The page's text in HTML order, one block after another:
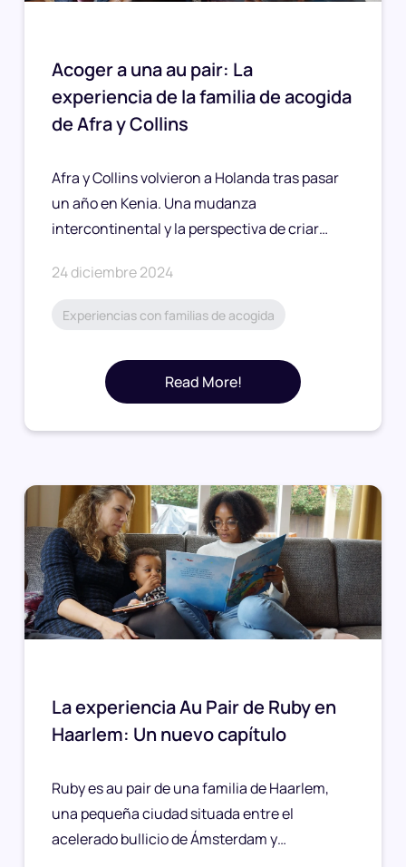
Acoger a una au pair: La
experiencia de la familia de acogida
de Afra y Collins
Afra y Collins volvieron a Holanda tras pasar
un año en Kenia. Una mudanza
intercontinental y la perspectiva de criar…
24 diciembre 2024
Experiencias con familias de acogida
Read More!
La experiencia Au Pair de Ruby en
Haarlem: Un nuevo capítulo
Ruby es au pair de una familia de Haarlem,
una pequeña ciudad situada entre el
acelerado bullicio de Ámsterdam y…